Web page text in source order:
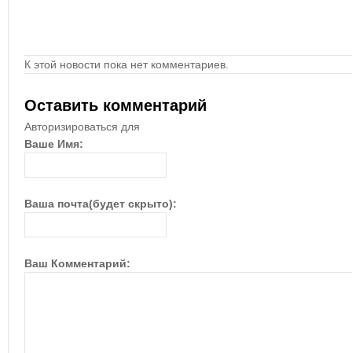
К этой новости пока нет комментариев.
Оставить комментарий
Авторизироваться для
Ваше Имя:
Ваша почта(будет скрыто):
Ваш Комментарий: